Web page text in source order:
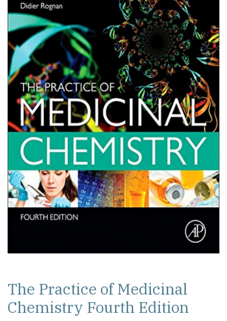
The Practice of Medicinal
Chemistry Fourth Edition